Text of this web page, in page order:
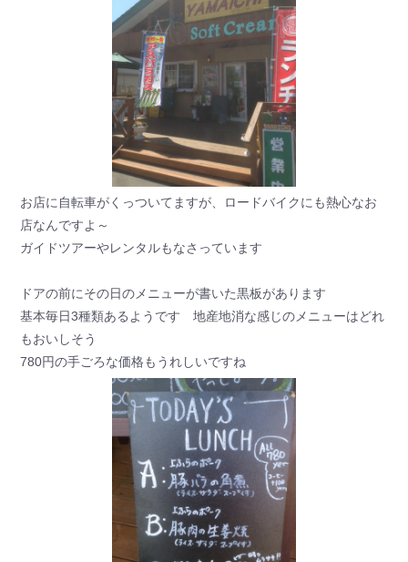
お店に自転車がくっついてますが、ロードバイクにも熱心なお
店なんですよ～
ガイドツアーやレンタルもなさっています
ドアの前にその日のメニューが書いた黒板があります
基本毎日3種類あるようです 地産地消な感じのメニューはどれ
もおいしそう
780円の手ごろな価格もうれしいですね